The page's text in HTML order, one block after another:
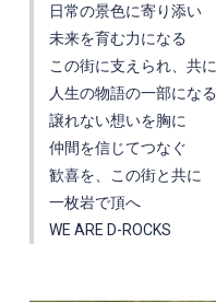
日常の景色に寄り添い
未来を育む力になる
この街に支えられ、共
人生の物語の一部になる
譲れない想いを胸に
仲間を信じてつなぐ
歓喜を、この街と共に
一枚岩で頂へ
WE ARE D-ROCKS